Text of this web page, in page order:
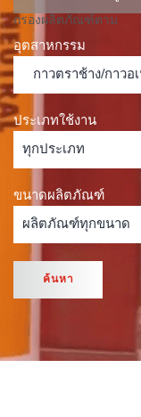
กรองผลิตภัณฑ์ตาม
อุตสาหกรรม
ประเภทใช้งาน
ขนาดผลิตภัณฑ์